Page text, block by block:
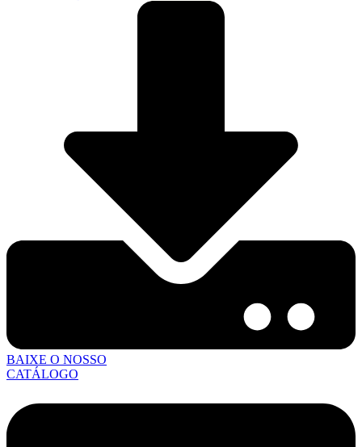
BAIXE O NOSSO
CATÁLOGO